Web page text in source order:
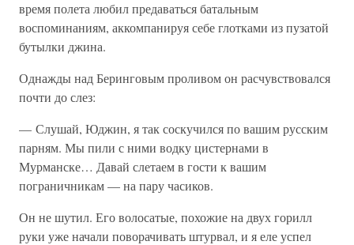
время полета любил предаваться батальным
воспоминаниям, аккомпанируя себе глотками из пузатой
бутылки джина.
Однажды над Беринговым проливом он расчувствовался
почти до слез:
— Слушай, Юджин, я так соскучился по вашим русским
парням. Мы пили с ними водку цистернами в
Мурманске… Давай слетаем в гости к вашим
пограничникам — на пару часиков.
Он не шутил. Его волосатые, похожие на двух горилл
руки уже начали поворачивать штурвал, и я еле успел